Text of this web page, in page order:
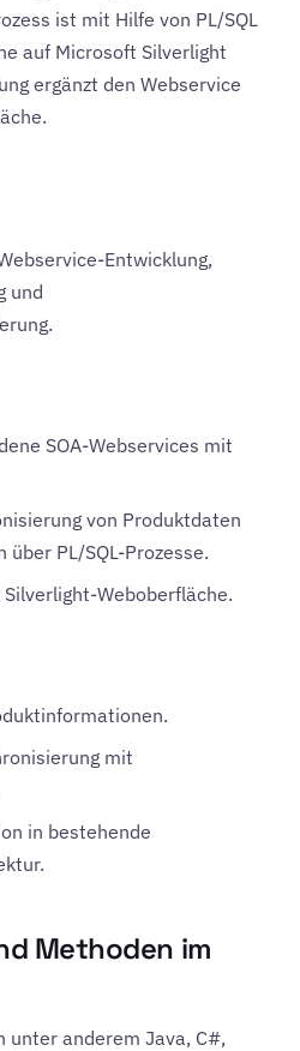
ist mit Hilfe von PL/SQL
auf Microsoft Silverlight
ergänzt den Webservice
Entwicklung,
und
SOA-Webservices mit
von Produktdaten
PL/SQL-Prozesse.
Silverlight-Weboberfläche.
mit
in bestehende
Methoden im
unter anderem Java, C#,